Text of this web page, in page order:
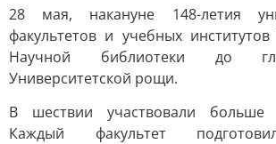
28 мая, накануне 148-летия
факультетов и учебных
Научной библиотеки до
Университетской рощи.
В шествии участвовали больше
Каждый факультет